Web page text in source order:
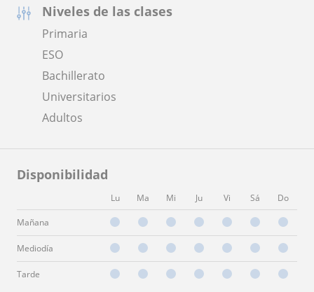
Niveles de las clases
Primaria
ESO
Bachillerato
Universitarios
Adultos
Disponibilidad
Lu Ma Mi Ju Vi Sá Do
Mañana
Mediodía
Tarde